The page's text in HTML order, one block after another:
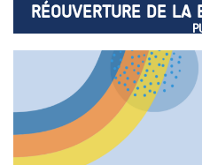
RÉOUVERTURE DE LA